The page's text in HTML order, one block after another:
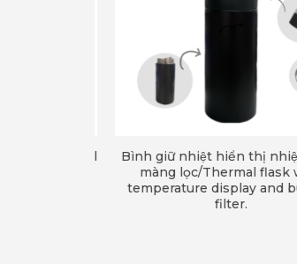
Bình giữ nhiệt hiển thị nhiệt
màng lọc/Thermal flask
temperature display and
filter.